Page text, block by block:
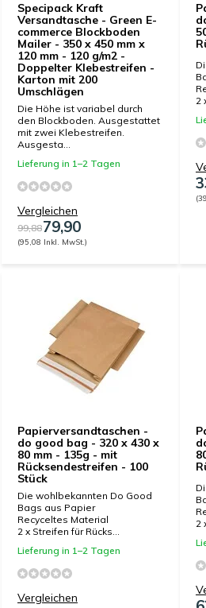
Specipack Kraft
Versandtasche - Green E-
commerce Blockboden
Mailer - 350 x 450 mm x
120 mm - 120 g/m2 -
Doppelter Klebestreifen -
Karton mit 200
Umschlägen
Die Höhe ist variabel durch
den Blockboden. Ausgestattet
mit zwei Klebestreifen.
Ausgesta...
Lieferung in 1–2 Tagen
Vergleichen
99,8879,90
(95,08 Inkl. MwSt.)
2
Papierversandtaschen -
do good bag - 320 x 430 x
80 mm - 135g - mit
Rücksendestreifen - 100
Stück
Die wohlbekannten Do Good
Bags aus Papier
Recyceltes Material
2 x Streifen für Rücks...
Lieferung in 1–2 Tagen
Vergleichen
2